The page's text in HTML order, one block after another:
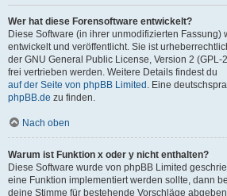
Wer hat diese Forensoftware entwickelt?
Diese Software (in ihrer unmodifizierten Fassung)
entwickelt und veröffentlicht. Sie ist
der GNU General Public License, Version 2 (GPL-
frei vertrieben werden. Weitere Details findest du
auf der Seite von phpBB Limited . Eine
phpBB.de zu finden.
Nach oben
Warum ist Funktion x oder y nicht enthalten?
Diese Software wurde von phpBB Limited
eine Funktion implementiert werden sollte, dann
deine Stimme für bestehende Vorschläge